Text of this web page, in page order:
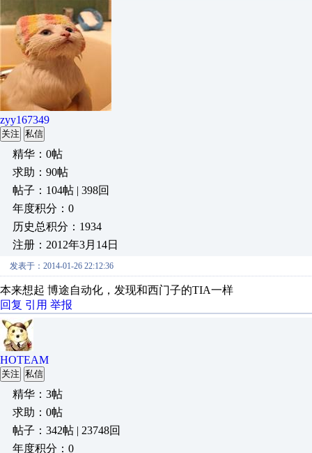
zyy167349
关注 私信
精华：0帖
求助：90帖
帖子：104帖 | 398回
年度积分：0
历史总积分：1934
注册：2012年3月14日
发表于：2014-01-26 22:12:36
本来想起 博途自动化，发现和西门子的TIA一样
回复 引用 举报
HOTEAM
关注 私信
精华：3帖
求助：0帖
帖子：342帖 | 23748回
年度积分：0